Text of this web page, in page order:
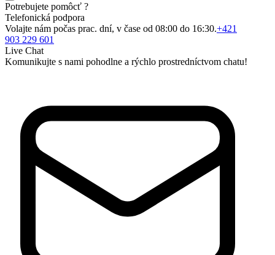
Potrebujete pomôcť ?
Telefonická podpora
Volajte nám počas prac. dní, v čase od 08:00 do 16:30.+421
903 229 601
Live Chat
Komunikujte s nami pohodlne a rýchlo prostredníctvom chatu!